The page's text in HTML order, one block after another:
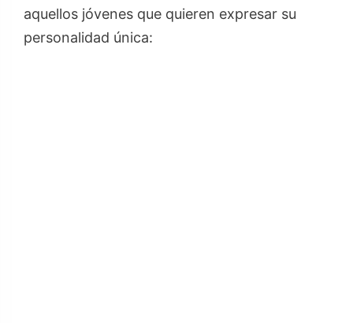
aquellos jóvenes que quieren expresar su
personalidad única: